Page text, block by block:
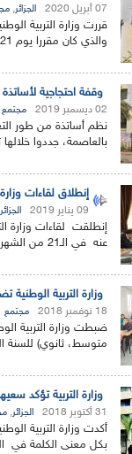
07 أبريل 2020 الجزائر,
والذي كان مقررا يوم 21 أفريل الجاري إلى فترة ستحدد لاحقا,...
وقفة احتجاجية لأساتذة
02 ديسمبر 2019 مجتمع
نظم أساتذة من طور
بالعاصمة، جددوا
إنطلاق لقاءات وزارة
09 يناير 2019 الجزائر
عنه في الـ21 من الشهر الجاري . اللقاء الأول الذي ...
وزارة التربية الوطنية
18 نوفمبر 2018 مجتمع
ضبطت وزارة التربية
متوسط، ثانوي) للسنة الدراسية 2019/
وزارة التربية تؤكد
31 أكتوبر 2018 الجزائر,
أكدت وزارة التربية
بكل معنى الكلمة في